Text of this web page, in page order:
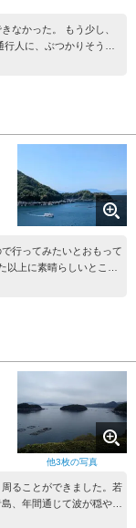
なかった。 もう少し、
人に、ぶつかりそうだ
行ってみたいとおもって
上に素晴らしいところ
他3枚の写真
ることができました。若
、年間通じて波が穏やか